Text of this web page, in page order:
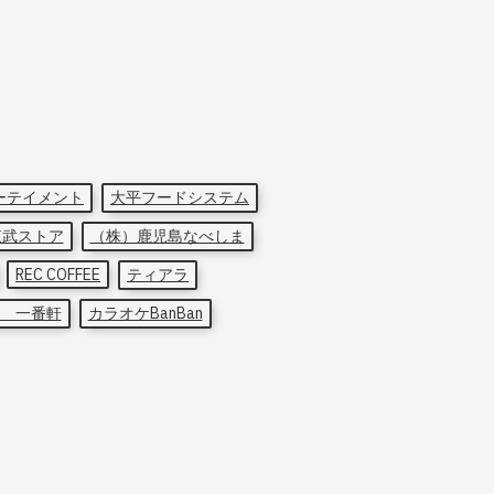
イメント
大平フードシステム
ストア
（株）鹿児島なべしま
REC COFFEE
ティアラ
一番軒
カラオケBanBan